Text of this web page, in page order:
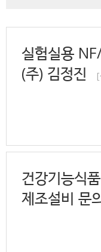
실험실용
(주) 김정진
건강기능식
제조설비 문